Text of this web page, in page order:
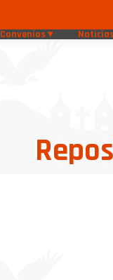
Convenios